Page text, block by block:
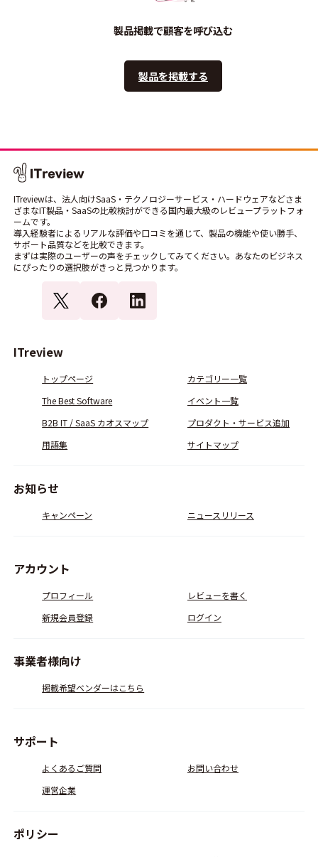
製品掲載で顧客を呼び込む
製品を掲載する
ITreviewは、法人向けSaaS・テクノロジーサービス・ハードウェアなどさま
ざまなIT製品・SaaSの比較検討ができる国内最大級のレビュープラットフォ
ームです。
導入経験者によるリアルな評価や口コミを通じて、製品の機能や使い勝手、
サポート品質などを比較できます。
まずは実際のユーザーの声をチェックしてみてください。あなたのビジネス
にぴったりの選択肢がきっと見つかります。
ITreview
トップページ
カテゴリー一覧
The Best Software
イベント一覧
B2B IT / SaaS カオスマップ
プロダクト・サービス追加
用語集
サイトマップ
お知らせ
キャンペーン ニュースリリース
アカウント
プロフィール
レビューを書く
新規会員登録
ログイン
事業者様向け
掲載希望ベンダーはこちら
サポート
よくあるご質問
お問い合わせ
運営企業
ポリシー